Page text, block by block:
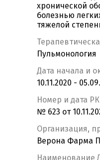
хронической
болезнью
тяжелой
Пульмонология
Дата начала и
10.11.2020 -
Номер и дата
№ 623 от
Организация,
Верона Фарма
Наименование